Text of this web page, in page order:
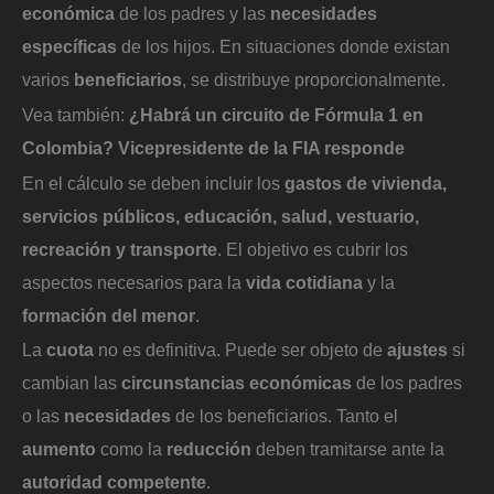
económica de los padres y las necesidades
específicas de los hijos. En situaciones donde existan
varios beneficiarios, se distribuye proporcionalmente.
Vea también: ¿Habrá un circuito de Fórmula 1 en
Colombia? Vicepresidente de la FIA responde
En el cálculo se deben incluir los gastos de vivienda,
servicios públicos, educación, salud, vestuario,
recreación y transporte . El objetivo es cubrir los
aspectos necesarios para la vida cotidiana y la
formación del menor
La cuota no es definitiva. Puede ser objeto de ajustes si
cambian las circunstancias económicas de los padres
o las necesidades de los beneficiarios. Tanto el
aumento como la reducción deben tramitarse ante la
autoridad competente.